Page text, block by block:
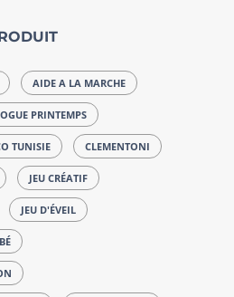
AIDE A LA MARCHE
PRINTEMPS
TUNISIE CLEMENTONI
JEU CRÉATIF
JEU D'ÉVEIL